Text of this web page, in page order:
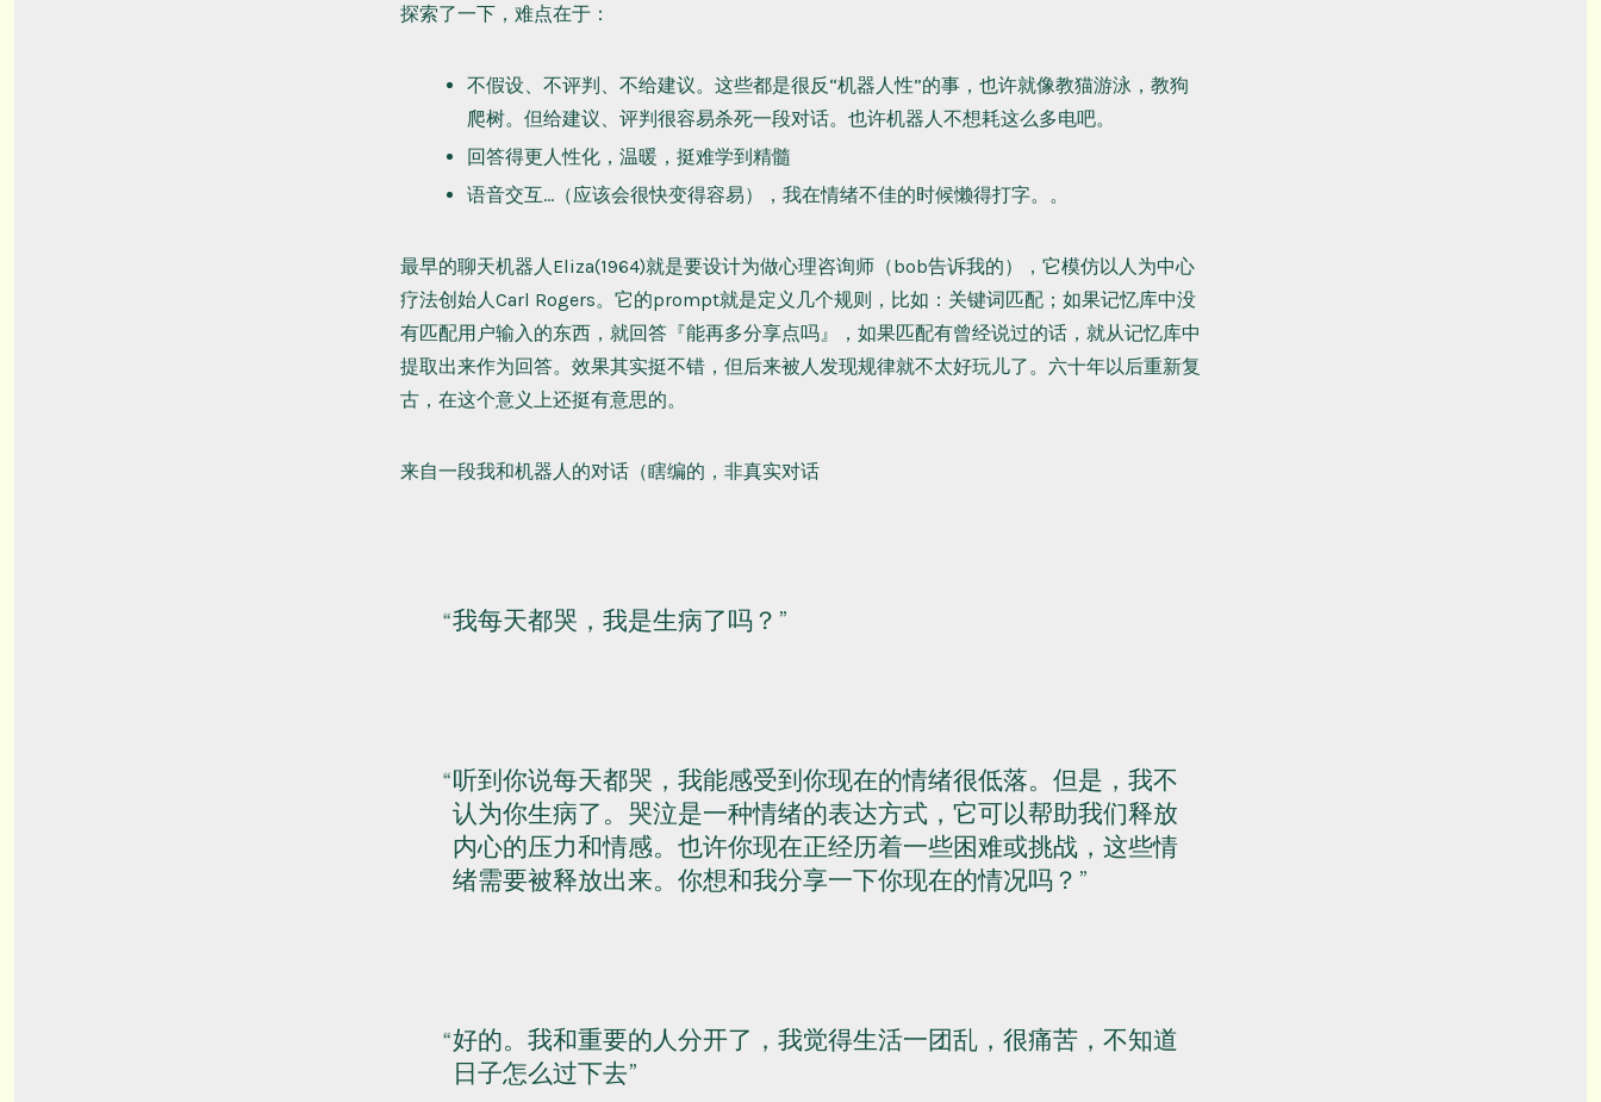
探索了一下，难点在于：
不假设、不评判、不给建议。这些都是很反“机器人性”的事，也许就像教猫游泳，教狗
爬树。但给建议、评判很容易杀死一段对话。也许机器人不想耗这么多电吧。
回答得更人性化，温暖，挺难学到精髓
语音交互…（应该会很快变得容易），我在情绪不佳的时候懒得打字。。
最早的聊天机器人Eliza(1964)就是要设计为做心理咨询师（bob告诉我的），它模仿以人为中心
疗法创始人Carl Rogers。它的prompt就是定义几个规则，比如：关键词匹配；如果记忆库中没
有匹配用户输入的东西，就回答『能再多分享点吗』，如果匹配有曾经说过的话，就从记忆库中
提取出来作为回答。效果其实挺不错，但后来被人发现规律就不太好玩儿了。六十年以后重新复
古，在这个意义上还挺有意思的。
来自一段我和机器人的对话（瞎编的，非真实对话
我每天都哭，我是生病了吗？
听到你说每天都哭，我能感受到你现在的情绪很低落。但是，我不
认为你生病了。哭泣是一种情绪的表达方式，它可以帮助我们释放
内心的压力和情感。也许你现在正经历着一些困难或挑战，这些情
绪需要被释放出来。你想和我分享一下你现在的情况吗？
好的。我和重要的人分开了，我觉得生活一团乱，很痛苦，不知道
日子怎么过下去